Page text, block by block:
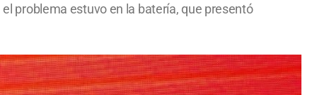
problema estuvo en la batería, que presentó